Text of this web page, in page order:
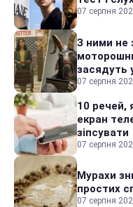
07 серпня
З ними не
засядуть
07 серпня
10 речей,
екран
зіпсувати
07 серпня
Мурахи
простих
07 серпня